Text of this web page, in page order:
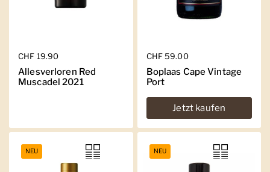
Regulärer Preis
CHF 19.90
Allesverloren Red
Muscadel 2021
Regulärer Preis
CHF 59.00
Boplaas Cape Vintage
Port
Jetzt kaufen
NEU NEU